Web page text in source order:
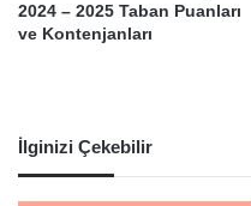
2024 – 2025 Taban Puanları
ve Kontenjanları
İlginizi Çekebilir